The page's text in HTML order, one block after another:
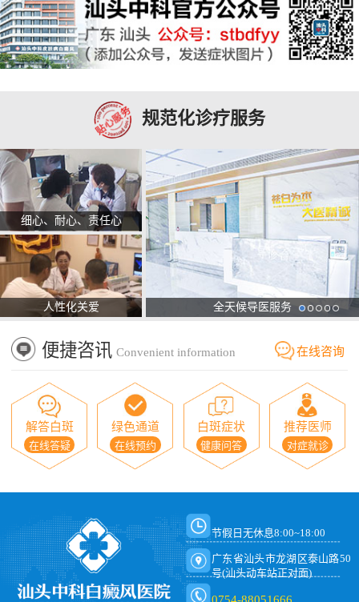
规范化诊疗服务
细心、耐心、责任心
人性化关爱 全天候导医服务
便捷咨讯 Convenient information 在线咨询
解答白斑
在线答疑
绿色通道
在线预约
白斑症状
健康问答
推荐医师
对症就诊
节假日无休息8:00~18:00
广东省汕头市龙湖区泰山路50
号(汕头动车站正对面)
0754-88051666